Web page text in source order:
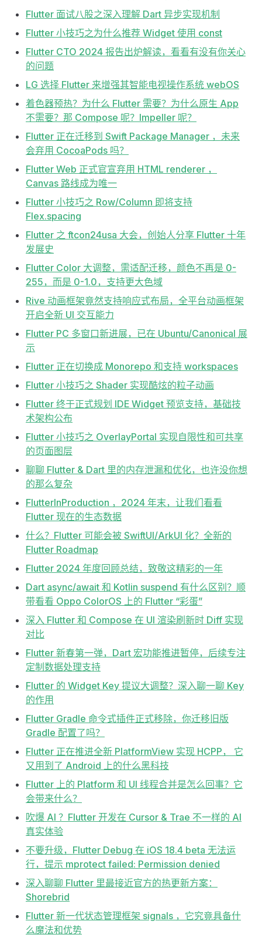
Flutter 面试八股之深入理解 Dart 异步实现机制
Flutter 小技巧之为什么推荐 Widget 使用 const
Flutter CTO 2024 报告出炉解读，看看有没有你关心
的问题
LG 选择 Flutter 来增强其智能电视操作系统 webOS
着色器预热？为什么 Flutter 需要？为什么原生 App
不需要？那 Compose 呢？Impeller 呢？
Flutter 正在迁移到 Swift Package Manager ，未来
会弃用 CocoaPods 吗？
Flutter Web 正式官宣弃用 HTML renderer ，
Canvas 路线成为唯一
Flutter 小技巧之 Row/Column 即将支持
Flex.spacing
Flutter 之 ftcon24usa 大会，创始人分享 Flutter 十年
发展史
Flutter Color 大调整，需适配迁移，颜色不再是 0-
255，而是 0-1.0，支持更大色域
Rive 动画框架竟然支持响应式布局，全平台动画框架
开启全新 UI 交互能力
Flutter PC 多窗口新进展，已在 Ubuntu/Canonical 展
示
Flutter 正在切换成 Monorepo 和支持 workspaces
Flutter 小技巧之 Shader 实现酷炫的粒子动画
Flutter 终于正式规划 IDE Widget 预览支持，基础技
术架构公布
Flutter 小技巧之 OverlayPortal 实现自限性和可共享
的页面图层
聊聊 Flutter & Dart 里的内存泄漏和优化，也许没你想
的那么复杂
FlutterInProduction ，2024 年末，让我们看看
Flutter 现在的生态数据
什么？Flutter 可能会被 SwiftUI/ArkUI 化？全新的
Flutter Roadmap
Flutter 2024 年度回顾总结，致敬这精彩的一年
Dart async/await 和 Kotlin suspend 有什么区别？顺
带看看 Oppo ColorOS 上的 Flutter “彩蛋”
深入 Flutter 和 Compose 在 UI 渲染刷新时 Diff 实现
对比
Flutter 新春第一弹，Dart 宏功能推进暂停，后续专注
定制数据处理支持
Flutter 的 Widget Key 提议大调整？深入聊一聊 Key
的作用
Flutter Gradle 命令式插件正式移除，你迁移旧版
Gradle 配置了吗？
Flutter 正在推进全新 PlatformView 实现 HCPP， 它
又用到了 Android 上的什么黑科技
Flutter 上的 Platform 和 UI 线程合并是怎么回事？它
会带来什么？
吹爆 AI ？Flutter 开发在 Cursor & Trae 不一样的 AI
真实体验
不要升级，Flutter Debug 在 iOS 18.4 beta 无法运
行，提示 mprotect failed: Permission denied
深入聊聊 Flutter 里最接近官方的热更新方案：
Shorebrid
Flutter 新一代状态管理框架 signals ，它究竟具备什
么魔法和优势